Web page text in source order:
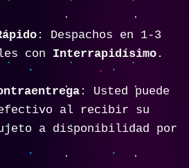
: Despachos en 1-3
con Interrapidísimo .
: Usted puede
efectivo al recibir su
a disponibilidad por